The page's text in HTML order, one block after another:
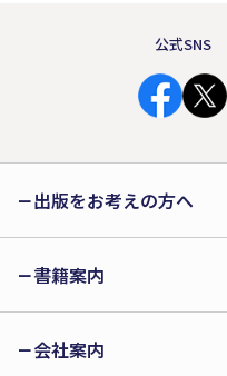
公式SNS
出版をお考えの方へ
書籍案内
会社案内